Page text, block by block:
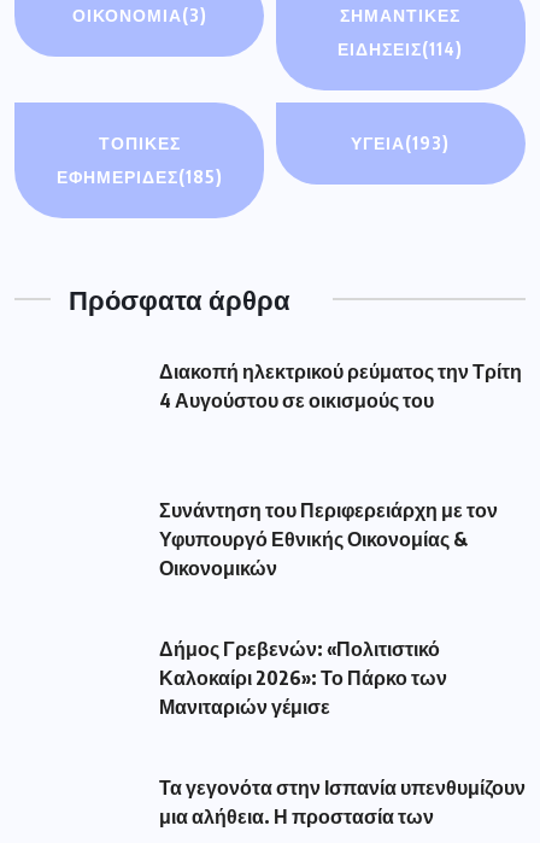
ΟΙΚΟΝΟΜΊΑ(3)
ΣΗΜΑΝΤΙΚΈΣ
ΕΙΔΉΣΕΙΣ(114)
ΤΟΠΙΚΕΣ
ΕΦΗΜΕΡΙΔΕΣ(185)
ΥΓΕΙΑ(193)
Πρόσφατα άρθρα
Διακοπή ηλεκτρικού ρεύματος την Τρίτη
4 Αυγούστου σε οικισμούς του
Συνάντηση του Περιφερειάρχη με τον
Υφυπουργό Εθνικής Οικονομίας &
Οικονομικών
Δήμος Γρεβενών: «Πολιτιστικό
Καλοκαίρι 2026»: Το Πάρκο των
Μανιταριών γέμισε
Τα γεγονότα στην Ισπανία υπενθυμίζουν
μια αλήθεια. Η προστασία των